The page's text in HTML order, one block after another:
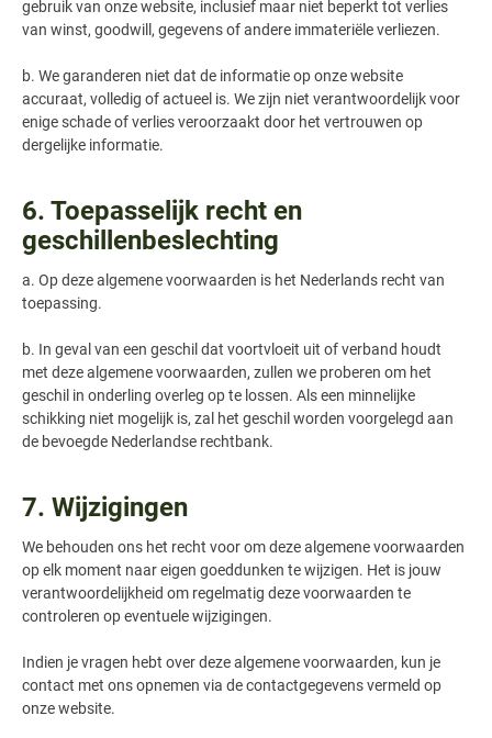
gebruik van onze website, inclusief maar niet beperkt tot verlies
van winst, goodwill, gegevens of andere immateriële verliezen.
b. We garanderen niet dat de informatie op onze website
accuraat, volledig of actueel is. We zijn niet verantwoordelijk voor
enige schade of verlies veroorzaakt door het vertrouwen op
dergelijke informatie.
6. Toepasselijk recht en
geschillenbeslechting
a. Op deze algemene voorwaarden is het Nederlands recht van
toepassing.
b. In geval van een geschil dat voortvloeit uit of verband houdt
met deze algemene voorwaarden, zullen we proberen om het
geschil in onderling overleg op te lossen. Als een minnelijke
schikking niet mogelijk is, zal het geschil worden voorgelegd aan
de bevoegde Nederlandse rechtbank.
7. Wijzigingen
We behouden ons het recht voor om deze algemene voorwaarden
op elk moment naar eigen goeddunken te wijzigen. Het is jouw
verantwoordelijkheid om regelmatig deze voorwaarden te
controleren op eventuele wijzigingen.
Indien je vragen hebt over deze algemene voorwaarden, kun je
contact met ons opnemen via de contactgegevens vermeld op
onze website.